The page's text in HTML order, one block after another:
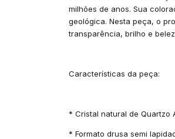
milhões de anos. Sua
geológica. Nesta peça, o
transparência, brilho e
Características da peça:
* Cristal natural de Quartzo
* Formato drusa semi